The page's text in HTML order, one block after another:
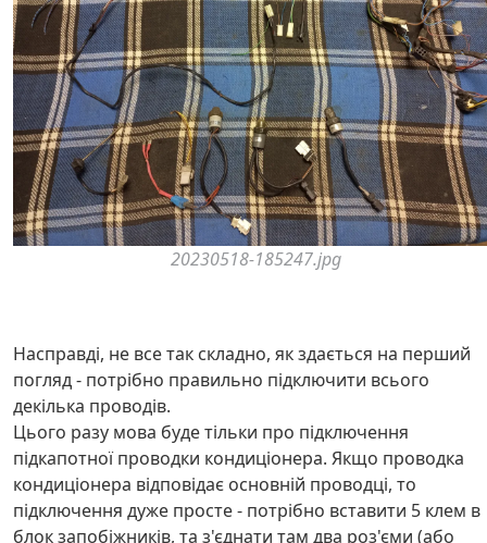
20230518-185247.jpg
Насправді, не все так складно, як здається на перший
погляд - потрібно правильно підключити всього
декілька проводів.
Цього разу мова буде тільки про підключення
підкапотної проводки кондиціонера. Якщо проводка
кондиціонера відповідає основній проводці, то
підключення дуже просте - потрібно вставити 5 клем в
блок запобіжників, та з'єднати там два роз'єми (або